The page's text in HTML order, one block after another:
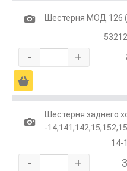
1
Шестерня МОД 126
- +
Ä
1
Шестерня заднего
-
14-
- +